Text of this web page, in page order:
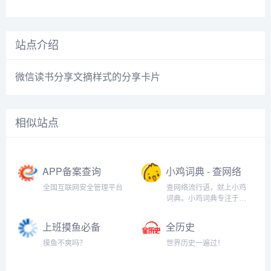
站点介绍
微信读书分享文摘样式的分享卡片
相似站点
APP备案查询
全国互联网安全管理平台
小鸡词典 - 查网络
流行语，就上小
鸡词典
查网络流行语，就上小鸡
词典。小鸡词典专注于网
以最快的速度在全网捕捉
当下的网络热词。以简单
明了，清晰易懂的形式，
上班摸鱼必备
（假装电脑系统
摸鱼不爽吗？
全历史
世界历史一遍过！